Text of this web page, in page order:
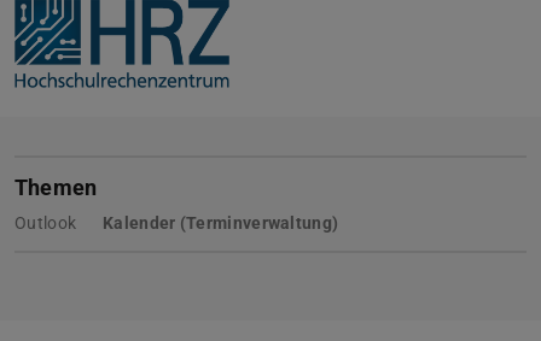
Themen
Outlook Kalender (Terminverwaltung)